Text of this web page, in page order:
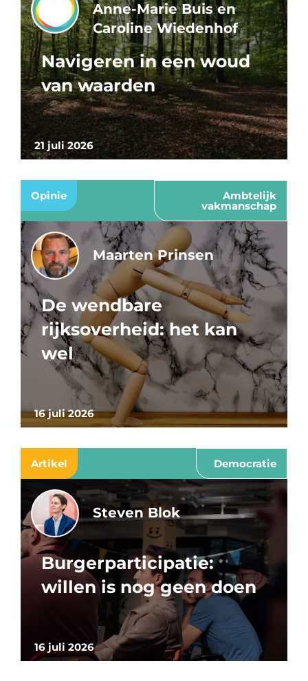
21 juli 2026
Anne-Marie Buis en
Caroline Wiedenhof
Navigeren in een woud
van waarden
Opinie Ambtelijk
vakmanschap
16 juli 2026
Maarten Prinsen
De wendbare
rijksoverheid: het kan
wel
Artikel Democratie
16 juli 2026
Steven Blok
Burgerparticipatie:
willen is nog geen doen